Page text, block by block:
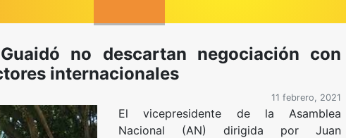
no descartan negociación con
internacionales
11 febrero, 2021
El vicepresidente de la Asamblea
Nacional (AN) dirigida por Juan